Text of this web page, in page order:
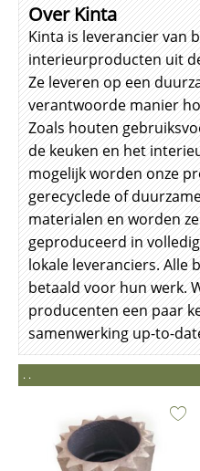
Over Kinta
Kinta is leverancier van
interieurproducten uit
Ze leveren op een
verantwoorde manier
Zoals houten
de keuken en het
mogelijk worden onze
gerecyclede of
materialen en worden
geproduceerd in
lokale leveranciers. Alle
betaald voor hun werk.
producenten een paar
samenwerking up-to-
. .